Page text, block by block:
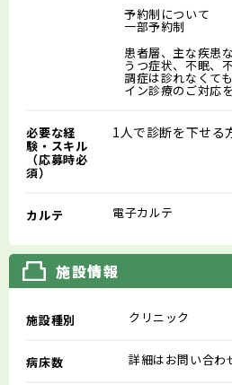
予約制について
一部予約制
患者層、主な疾患
うつ症状、不眠
調症は診れなくて
イン診療のご対応
必要な経
験・スキル
（応募時必
須）
1人で診断を下せる
カルテ 電子カルテ
施設情報
施設種別 クリニック
病床数 詳細はお問い合わ